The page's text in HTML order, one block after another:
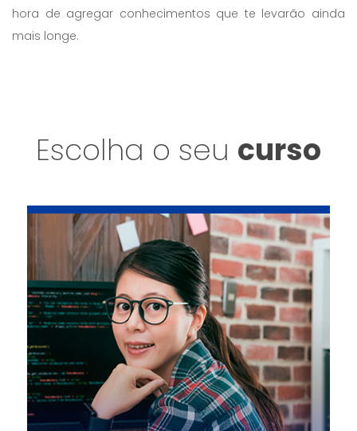
hora de agregar conhecimentos que te levarão ainda
mais longe.
Escolha o seu curso